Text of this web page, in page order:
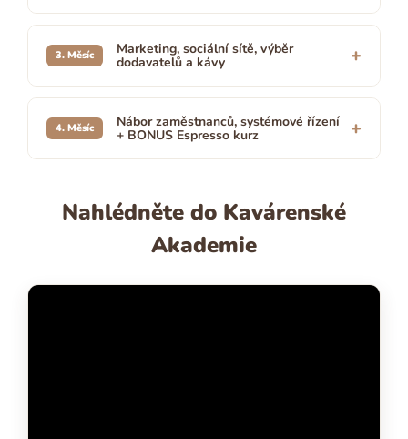
3. Měsíc Marketing, sociální sítě, výběr
dodavatelů a kávy +
4. Měsíc Nábor zaměstnanců, systémové řízení
+ BONUS Espresso kurz +
Nahlédněte do Kavárenské
Akademie